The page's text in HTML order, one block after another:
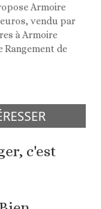
Armoire
vendu par
à Armoire
Rangement de
c'est